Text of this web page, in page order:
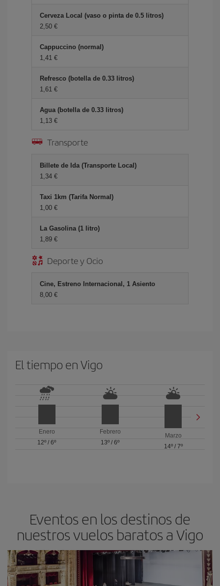
Cerveza Local (vaso o pinta de 0.5 litros)
2,50 €
Cappuccino (normal)
1,41 €
Refresco (botella de 0.33 litros)
1,61 €
Agua (botella de 0.33 litros)
1,13 €
Transporte
Billete de Ida (Transporte Local)
1,34 €
Taxi 1km (Tarifa Normal)
1,00 €
La Gasolina (1 litro)
1,89 €
Deporte y Ocio
Cine, Estreno Internacional, 1 Asiento
8,00 €
El tiempo en Vigo
Enero
12º /6º
Febrero
13º / 6º
Marzo
14º/ 7º
Eventos en los destinos de
nuestros vuelos baratos a Vigo